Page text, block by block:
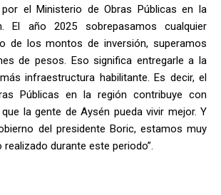
el Ministerio de Obras Públicas en la
El año 2025 sobrepasamos cualquier
de los montos de inversión, superamos
de pesos. Eso significa entregarle a la
infraestructura habilitante. Es decir, el
Públicas en la región contribuye con
la gente de Aysén pueda vivir mejor. Y
del presidente Boric, estamos muy
durante este periodo”.